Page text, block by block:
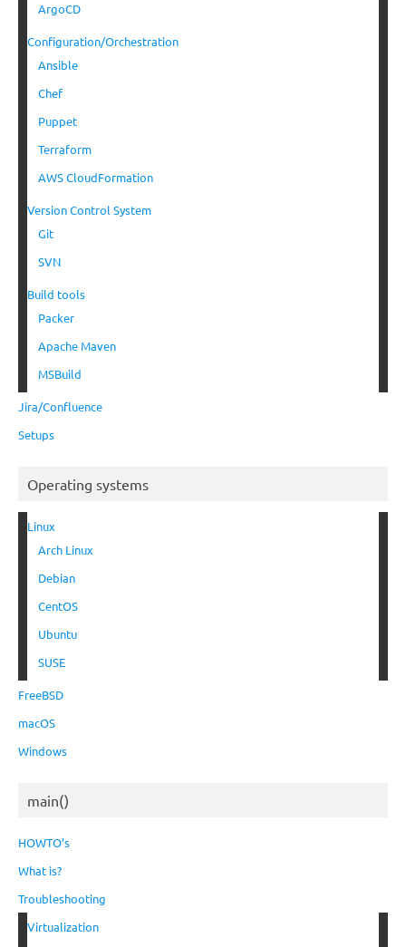
ArgoCD
Configuration/Orchestration
Ansible
Chef
Puppet
Terraform
AWS CloudFormation
Version Control System
Git
SVN
Build tools
Packer
Apache Maven
MSBuild
Jira/Confluence
Setups
Operating systems
Linux
Arch Linux
Debian
CentOS
Ubuntu
SUSE
FreeBSD
macOS
Windows
main()
HOWTO’s
What is?
Troubleshooting
Virtualization